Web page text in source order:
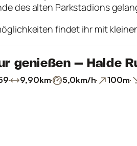
des alten Parkstadions
findet ihr mit